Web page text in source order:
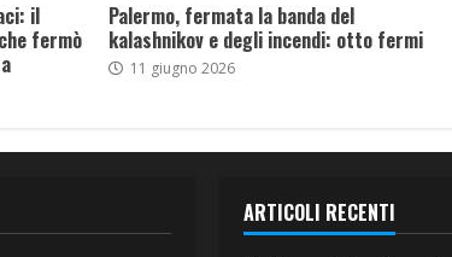
il
fermò
Palermo, fermata la banda del
kalashnikov e degli incendi: otto fermi
11 giugno 2026
ARTICOLI RECENTI